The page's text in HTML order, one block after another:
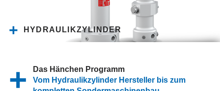
HYDRAULIKZYLINDER
Das Hänchen Programm
Vom Hydraulikzylinder Hersteller bis zum
SERVICE
KONTAKT